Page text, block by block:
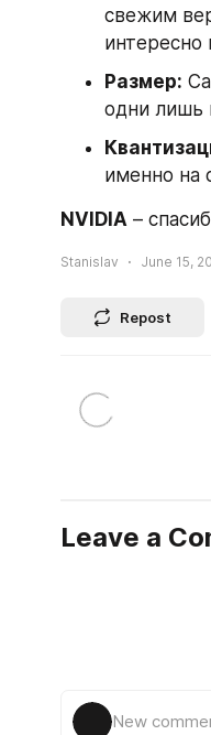
свежим
интересно
Размер:
одни лишь
именно на
NVIDIA –
Stanislav June 15,
Repost
Leave a